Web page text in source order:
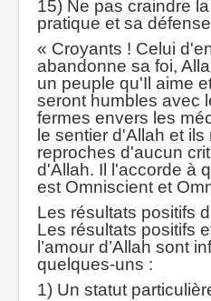
15) Ne pas craindre
pratique et sa
« Croyants ! Celui
abandonne sa foi,
un peuple qu'Il aime
seront humbles avec
fermes envers les
le sentier d'Allah et
reproches d'aucun
d'Allah. Il l'accorde à
est Omniscient et
Les résultats positifs
Les résultats positifs
l’amour d’Allah sont
quelques-uns :
1) Un statut